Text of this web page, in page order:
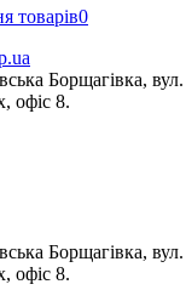
товарів0
Борщагівка,
офіс 8.
Борщагівка,
офіс 8.